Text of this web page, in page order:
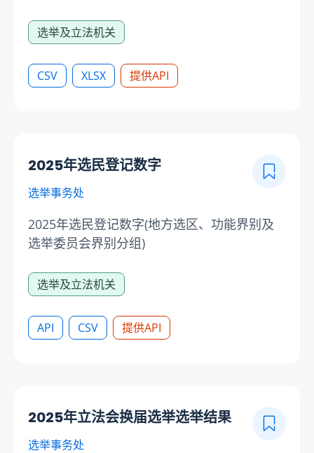
选举及立法机关
CSV XLSX 提供API
2025年选民登记数字
选举事务处
2025年选民登记数字(地方选区、功能界别及
选举委员会界别分组)
选举及立法机关
API CSV 提供API
2025年立法会换届选举选举结果
选举事务处